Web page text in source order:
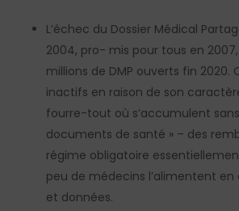
L’échec du Dossier Médical
2004, pro- mis pour tous en
millions de DMP ouverts fin 2020.
inactifs en raison de son
fourre-tout où s’accumulent
documents de santé » – des
régime obligatoire
peu de médecins l’alimentent
et données.